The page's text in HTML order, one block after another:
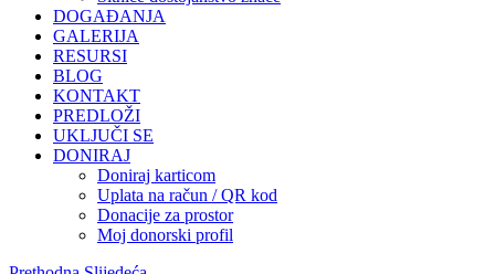
DOGAĐANJA
GALERIJA
RESURSI
BLOG
KONTAKT
PREDLOŽI
UKLJUČI SE
DONIRAJ
Doniraj karticom
Uplata na račun / QR kod
Donacije za prostor
Moj donorski profil